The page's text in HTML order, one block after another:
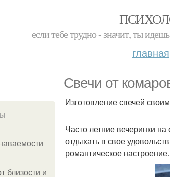
если тебе трудно - значит, ты
главная
Свечи от
близости и
Изготовление свечей
Часто летние вечеринки
отдыхать в свое
романтическое настроение.